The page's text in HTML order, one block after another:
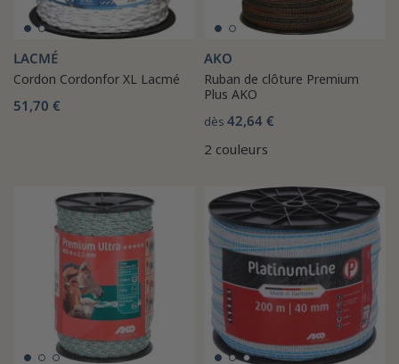
LACMÉ
Cordon Cordonfor XL Lacmé
51,70 €
AKO
Ruban de clôture Premium
Plus AKO
dès 42,64 €
2 couleurs